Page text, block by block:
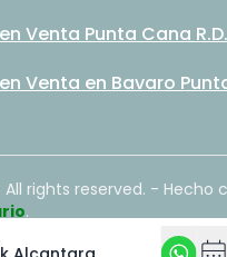
Venta Punta Cana R.D.
Venta en Bavaro
. All rights reserved. - Hecho
.